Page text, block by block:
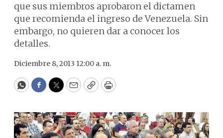
que sus miembros aprobaron el dictamen
que recomienda el ingreso de Venezuela. Sin
embargo, no quieren dar a conocer los
detalles.
Diciembre 8, 2013 12:00 a. m.
WhatsApp
Facebook
Twitter
EmailCopyPrint